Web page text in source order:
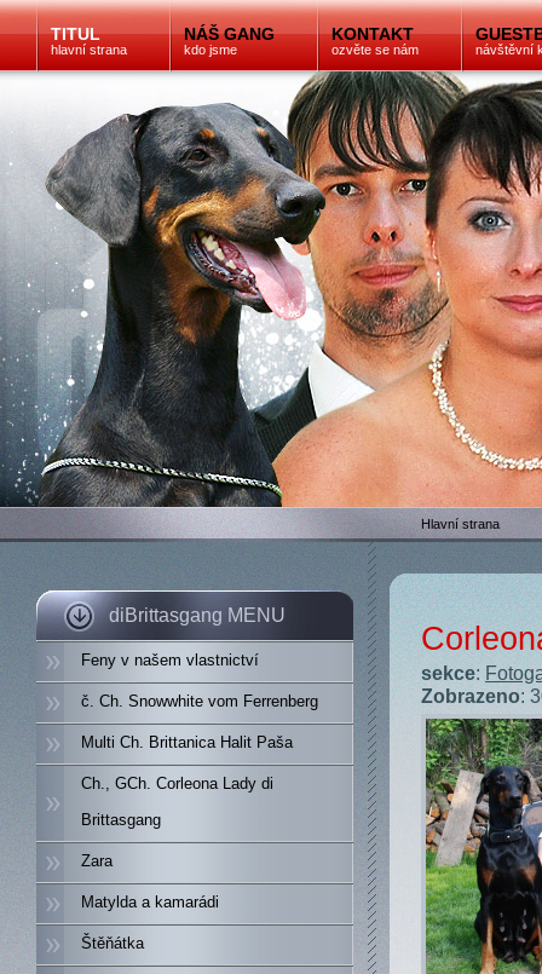
TITUL
hlavní strana
NÁŠ GANG
kdo jsme
KONTAKT
ozvěte se nám návštěvní
diBrittasgang MENU
Feny v našem vlastnictví
č. Ch. Snowwhite vom Ferrenberg
Multi Ch. Brittanica Halit Paša
Ch., GCh. Corleona Lady di
Brittasgang
Zara
Matylda a kamarádi
Štěňátka
Hlavní strana
sekce:
Zobrazeno: